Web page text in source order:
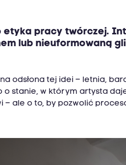
etyka pracy twórczej.
lub nieuformowaną
odsłona tej idei – letnia,
stanie, w którym artysta
ale o to, by pozwolić